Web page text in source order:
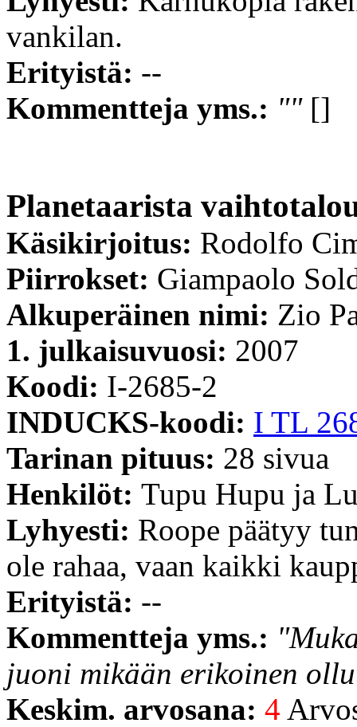
vankilan.
Erityistä: --
Kommentteja yms.: ""[]
Planetaarista
Käsikirjoitus: Rodolfo
Piirrokset: Giampaolo
Alkuperäinen nimi: Zio
1. julkaisuvuosi: 2007
Koodi: I-2685-2
INDUCKS-koodi: I TL
Tarinan pituus: 28 sivua
Henkilöt: Tupu Hupu ja
Lyhyesti: Roope päätyy
ole rahaa, vaan kaikki
Erityistä: --
Kommentteja yms.:
juoni mikään erikoinen
Keskim. arvosana: 4